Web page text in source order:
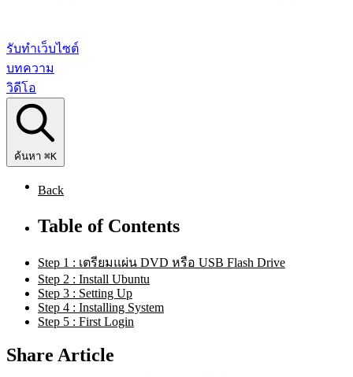
รับทำเว็บไซต์
บทความ
วิดีโอ
ค้นหา ⌘K
Back
Table of Contents
Step 1 : เตรียมแผ่น DVD หรือ USB Flash Drive
Step 2 : Install Ubuntu
Step 3 : Setting Up
Step 4 : Installing System
Step 5 : First Login
Share Article